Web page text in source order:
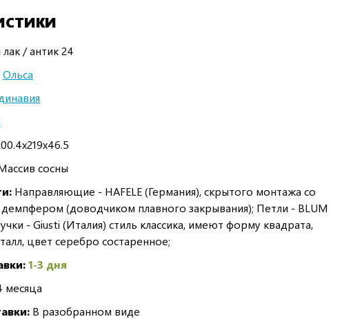
/ антик 24
Ольса
сосны
Направляющие - HAFELE (Германия), скрытого монтажа со
(доводчиком плавного закрывания); Петли - BLUM
- Giusti (Италия) стиль классика, имеют форму квадрата,
цвет серебро состаренное;
1-3 дня
месяца
В разобранном виде